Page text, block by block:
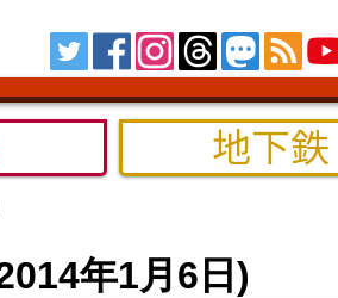
Tw FB IG TH MS RSS
地下鉄
年1月6日)